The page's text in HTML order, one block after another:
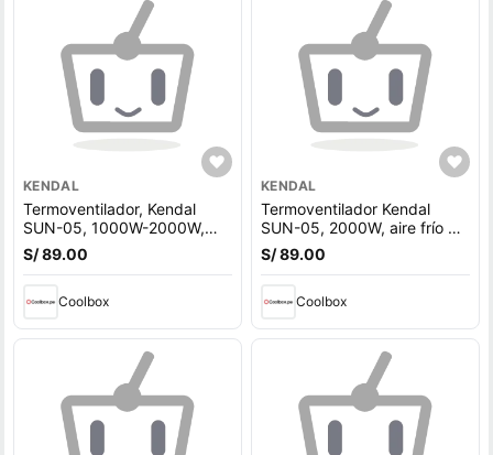
KENDAL
Termoventilador, Kendal
SUN-05, 1000W-2000W,
termostato, seguridad
antivuelco, púrpura
S/ 89.00
Coolbox
KENDAL
Termoventilador Kendal
SUN-05, 2000W, aire frío y
caliente, termostato,
apagado automático,
S/ 89.00
Coolbox